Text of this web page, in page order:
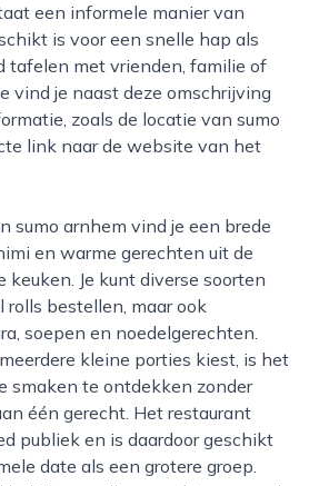
een informele manier van
is voor een snelle hap als
tafelen met vrienden, familie of
vind je naast deze omschrijving
zoals de locatie van sumo
link naar de website van het
en warme gerechten uit de
keuken. Je kunt diverse soorten
rolls bestellen, maar ook
soepen en noedelgerechten.
kleine porties kiest, is het
smaken te ontdekken zonder
één gerecht. Het restaurant
publiek en is daardoor geschikt
date als een grotere groep.